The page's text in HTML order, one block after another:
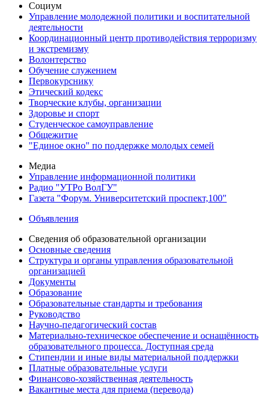
Социум
Управление молодежной политики и воспитательной
деятельности
Координационный центр противодействия терроризму
и экстремизму
Волонтерство
Обучение служением
Первокурснику
Этический кодекс
Творческие клубы, организации
Здоровье и спорт
Студенческое самоуправление
Общежитие
"Единое окно" по поддержке молодых семей
Медиа
Управление информационной политики
Радио "УТРо ВолГУ"
Газета "Форум. Университетский проспект,100"
Объявления
Сведения об образовательной организации
Основные сведения
Структура и органы управления образовательной
организацией
Документы
Образование
Образовательные стандарты и требования
Руководство
Научно-педагогический состав
Материально-техническое обеспечение и оснащённость
образовательного процесса. Доступная среда
Стипендии и иные виды материальной поддержки
Платные образовательные услуги
Финансово-хозяйственная деятельность
Вакантные места для приема (перевода)